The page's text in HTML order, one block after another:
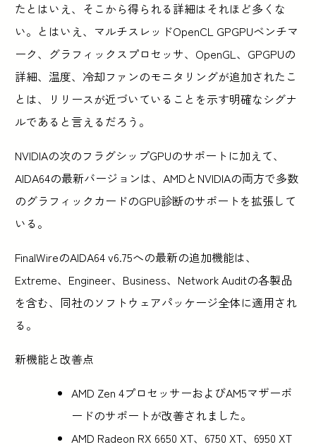
たとはいえ、そこから得られる詳細はそれほど多くな
い。とはいえ、マルチスレッドOpenCL GPGPUベンチマ
ーク、グラフィックスプロセッサ、OpenGL、GPGPUの
詳細、温度、冷却ファンのモニタリングが追加されたこ
とは、リリースが近づいていることを示す明確なシグナ
ルであると言えるだろう。
NVIDIAの次のフラグシップGPUのサポートに加えて、
AIDA64の最新バージョンは、AMDとNVIDIAの両方で多数
のグラフィックカードのGPU診断のサポートを拡張して
いる。
FinalWireのAIDA64 v6.75への最新の追加機能は、
Extreme、Engineer、Business、Network Auditの各製品
を含む、同社のソフトウェアパッケージ全体に適用され
る。
新機能と改善点
AMD Zen 4プロセッサーおよびAM5マザーボ
ードのサポートが改善されました。
AMD Radeon RX 6650 XT、6750 XT、6950 XT